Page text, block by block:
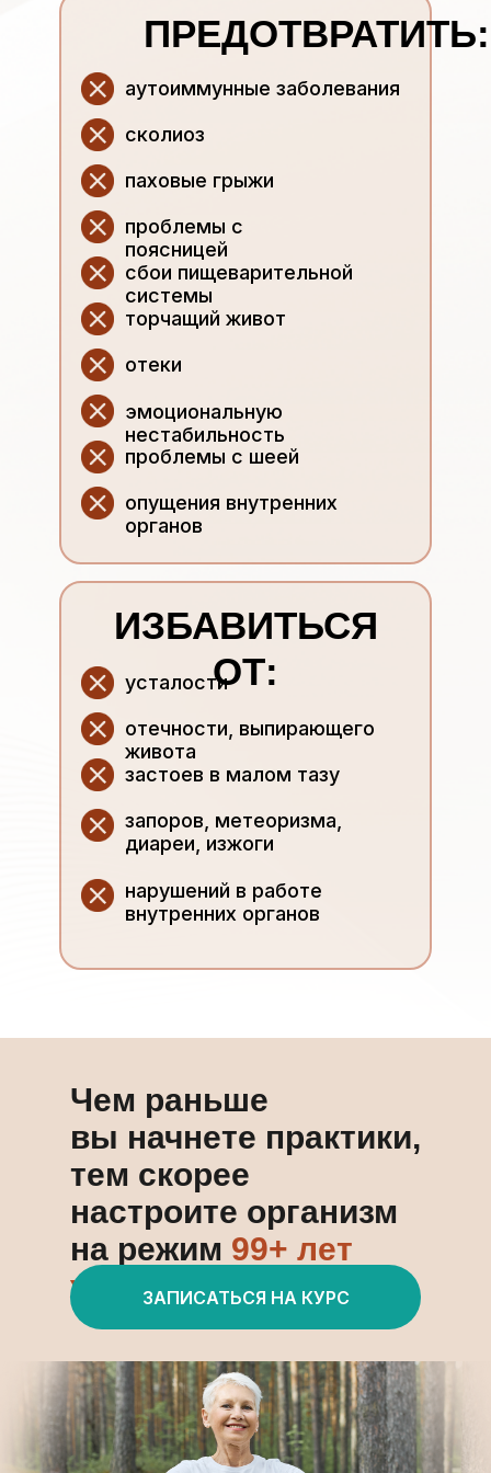
ПРЕДОТВРАТИТЬ:
аутоиммунные заболевания
сколиоз
паховые грыжи
проблемы с
поясницей
сбои пищеварительной
системы
торчащий живот
отеки
эмоциональную
нестабильность
проблемы с шеей
опущения внутренних
органов
ИЗБАВИТЬСЯ
ОТ:
усталости
отечности, выпирающего
живота
застоев в малом тазу
запоров, метеоризма,
диареи, изжоги
нарушений в работе
внутренних органов
Чем раньше
вы начнете практики,
тем скорее
настроите организм
на режим 99+ лет
жизни!ЗАПИСАТЬСЯ НА КУРС